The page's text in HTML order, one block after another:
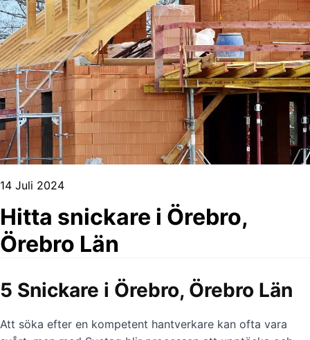
14 Juli 2024
Hitta snickare i Örebro,
Örebro Län
5 Snickare i Örebro, Örebro Län
Att söka efter en kompetent hantverkare kan ofta vara